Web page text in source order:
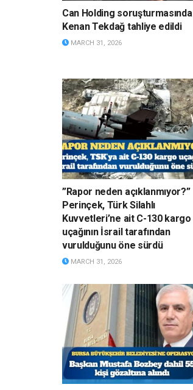
Can Holding soruşturmasında
Kenan Tekdağ tahliye edildi
MARCH 31, 2026
”Rapor neden açıklanmıyor?”
Perinçek, Türk Silahlı
Kuvvetleri’ne ait C-130 kargo
uçağının İsrail tarafından
vurulduğunu öne sürdü
MARCH 31, 2026